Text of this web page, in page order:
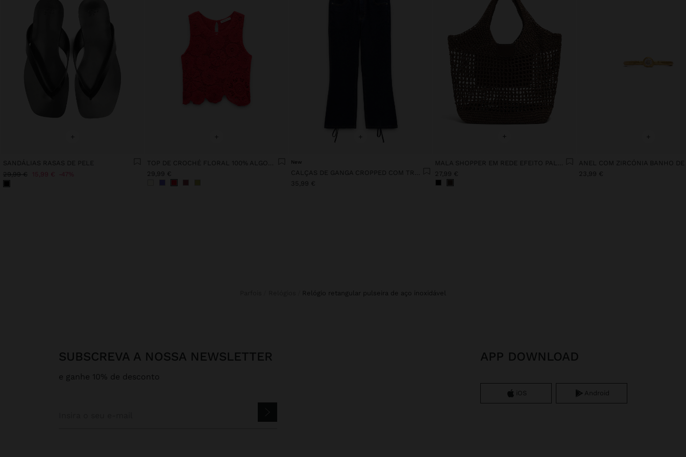
+
SANDÁLIAS RASAS DE PELE
29,99 € 15,99 € 47%
+
TOP DE CROCHÉ FLORAL 100% ALGODÃO
29,99 €
+
New
CALÇAS DE GANGA CROPPED COM TRANÇADO
35,99 €
+
MALA SHOPPER EM REDE EFEITO PALHA
27,99 €
+
23,99 €
relógio retangular pulseira de aço inoxidável
SUBSCREVA A NOSSA NEWSLETTER
e ganhe 10% de desconto
APP DOWNLOAD
iOS Android